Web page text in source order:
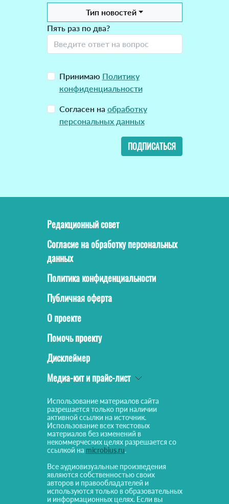
Тип новостей
Пять раз по два?
Принимаю Политику
конфиденциальности
Согласен на обработку
персональных данных
ПОДПИСАТЬСЯ
Редакционный совет
Согласие на обработку персональных
данных
Политика конфиденциальности
Публичная оферта
О проекте
Помочь проекту
Дисклеймер
Медиа-кит и прайс-лист
Использование материалов сайта
разрешается только при наличии
активной ссылки на источник.
Использование всех текстовых
материалов без изменений в
некоммерческих целях разрешается со
ссылкой на microbius.ru.
Все аудиовизуальные произведения
являются собственностью своих
авторов и правообладателей и
используются только в образовательных
и информационных целях. Если вы